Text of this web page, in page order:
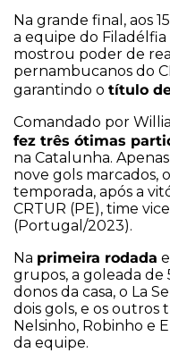
Na grande final, aos
a equipe do Filadélfia
mostrou poder de
pernambucanos do
garantindo o título
Comandado por
fez três ótimas
na Catalunha.
nove gols marcados,
temporada, após a
CRTUR (PE), time
(Portugal/2023).
Na primeira rodada
grupos, a goleada de
donos da casa, o La
dois gols, e os outros
Nelsinho, Robinho e
da equipe.